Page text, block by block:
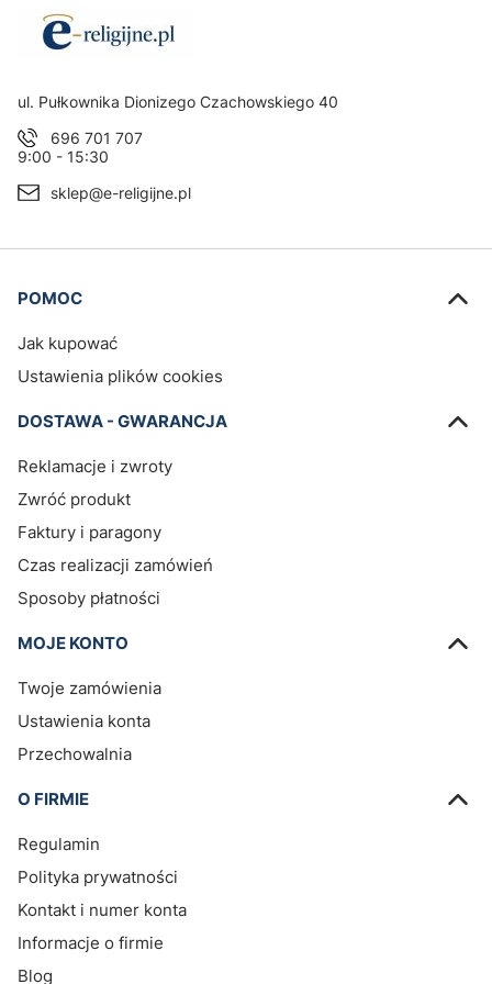
Adres:
ul. Pułkownika Dionizego Czachowskiego 40
696 701 707
9:00 - 15:30
sklep@e-religijne.pl
Linki w stopce
POMOC
Jak kupować
Ustawienia plików cookies
DOSTAWA - GWARANCJA
Reklamacje i zwroty
Zwróć produkt
Faktury i paragony
Czas realizacji zamówień
Sposoby płatności
MOJE KONTO
Twoje zamówienia
Ustawienia konta
Przechowalnia
O FIRMIE
Regulamin
Polityka prywatności
Kontakt i numer konta
Informacje o firmie
Blog